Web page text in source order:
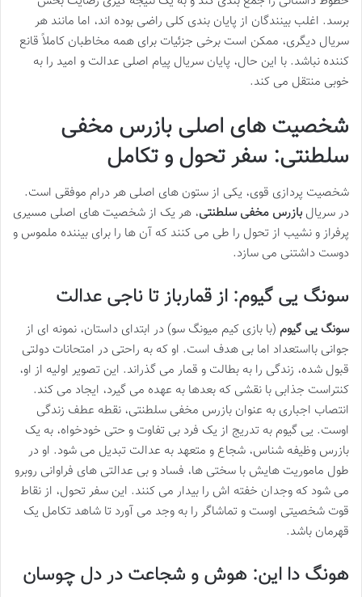
برسد. اغلب بینندگان از پایان بندی کلی راضی بوده اند، اما مانند هر
سریال دیگری، ممکن است برخی جزئیات برای همه مخاطبان کاملاً قانع
کننده نباشد. با این حال، پایان سریال پیام اصلی عدالت و امید را به
خوبی منتقل می کند.
شخصیت های اصلی بازرس مخفی
سلطنتی: سفر تحول و تکامل
شخصیت پردازی قوی، یکی از ستون های اصلی هر درام موفقی است.
در سریال بازرس مخفی سلطنتی، هر یک از شخصیت های اصلی مسیری
پرفراز و نشیب از تحول را طی می کنند که آن ها را برای بیننده ملموس و
دوست داشتنی می سازد.
سونگ یی گیوم: از قمارباز تا ناجی عدالت
سونگ یی گیوم (با بازی کیم میونگ سو) در ابتدای داستان، نمونه ای از
جوانی بااستعداد اما بی هدف است. او که به راحتی در امتحانات دولتی
قبول شده، زندگی را به بطالت و قمار می گذراند. این تصویر اولیه از او،
کنتراست جذابی با نقشی که بعدها به عهده می گیرد، ایجاد می کند.
انتصاب اجباری به عنوان بازرس مخفی سلطنتی، نقطه عطف زندگی
اوست. یی گیوم به تدریج از یک فرد بی تفاوت و حتی خودخواه، به یک
بازرس وظیفه شناس، شجاع و متعهد به عدالت تبدیل می شود. او در
طول ماموریت هایش با سختی ها، فساد و بی عدالتی های فراوانی روبرو
می شود که وجدان خفته اش را بیدار می کنند. این سفر تحول، از نقاط
قوت شخصیتی اوست و تماشاگر را به وجد می آورد تا شاهد تکامل یک
قهرمان باشد.
هونگ دا این: هوش و شجاعت در دل چوسان